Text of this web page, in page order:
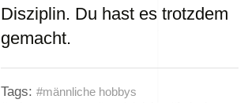
Disziplin. Du hast es trotzdem
gemacht.
Tags: #männliche hobbys